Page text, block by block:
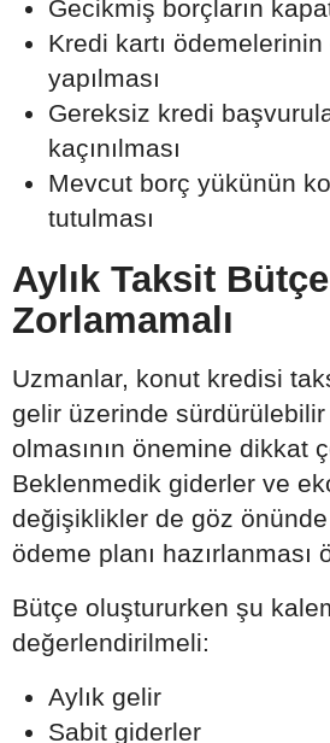
Gecikmiş borçların
Kredi kartı
yapılması
Gereksiz kredi
kaçınılması
Mevcut borç yükünün
tutulması
Aylık Taksit
Zorlamamalı
Uzmanlar, konut kredisi
gelir üzerinde
olmasının önemine dikkat
Beklenmedik giderler ve
değişiklikler de göz
ödeme planı hazırlanması
Bütçe oluştururken şu
değerlendirilmeli:
Aylık gelir
Sabit giderler